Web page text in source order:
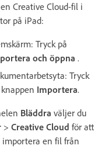
Creative Cloud-fil i
på iPad:
Tryck på
och öppna .
Tryck
Importera.
Bläddra väljer du
> Creative Cloud för att
importera en fil från